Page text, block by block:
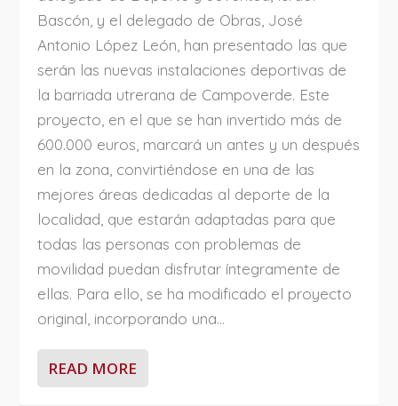
Bascón, y el delegado de Obras, José
Antonio López León, han presentado las que
serán las nuevas instalaciones deportivas de
la barriada utrerana de Campoverde. Este
proyecto, en el que se han invertido más de
600.000 euros, marcará un antes y un después
en la zona, convirtiéndose en una de las
mejores áreas dedicadas al deporte de la
localidad, que estarán adaptadas para que
todas las personas con problemas de
movilidad puedan disfrutar íntegramente de
ellas. Para ello, se ha modificado el proyecto
original, incorporando una...
READ MORE